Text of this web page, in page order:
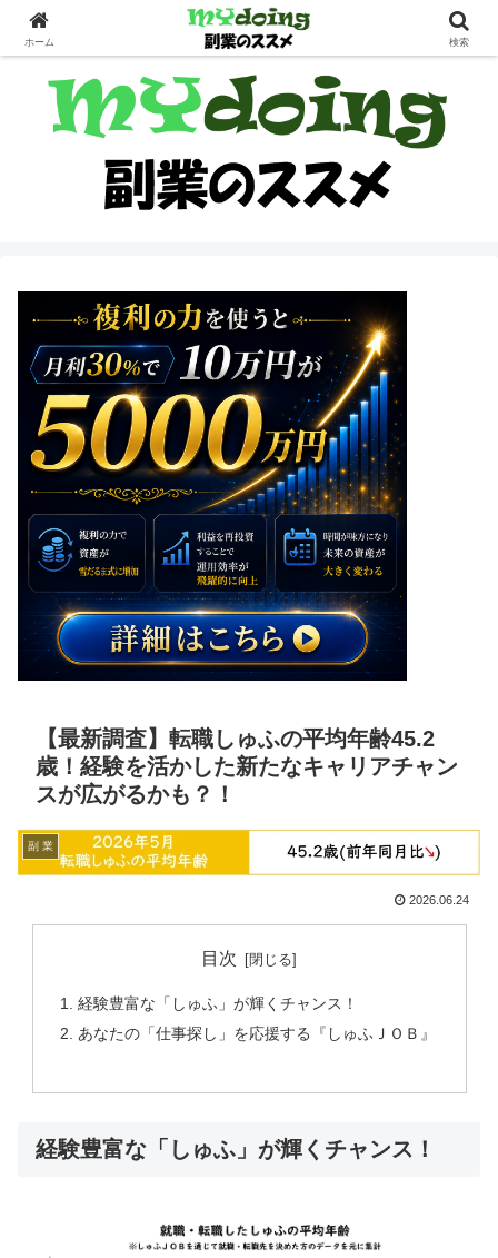
副業界隈
【最新調査】転職しゅふの平均年齢45.2
歳！経験を活かした新たなキャリアチャン
スが広がるかも？！
副 業
2026.06.24
目次
経験豊富な「しゅふ」が輝くチャンス！
あなたの「仕事探し」を応援する『しゅふＪＯＢ』
経験豊富な「しゅふ」が輝くチャンス！
ホーム 検索